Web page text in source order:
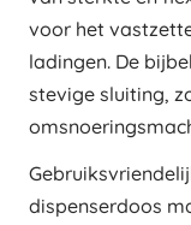
voor het
ladingen. De
stevige sluiting,
dispenserdoos